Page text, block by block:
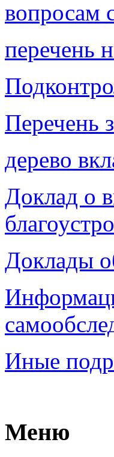
вопросам
перечень
Перечень
дерево
Доклад о
Доклады
Иные
Меню